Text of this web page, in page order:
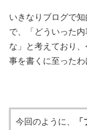
いきなりブログで
で、「どういった
な」と考えており、
事を書くに至ったわ
今回のように、